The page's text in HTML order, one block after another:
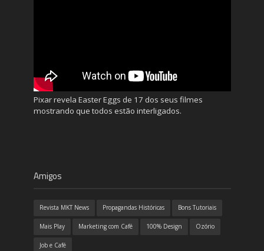
Pixar revela Easter Eggs de 17 dos seus filmes
mostrando que todos estão interligados.
Amigos
Revista MKT News Propagandas Históricas Bons Tutoriais
Mais Play Marketing com Café 100% Design Ozório
Job e Café